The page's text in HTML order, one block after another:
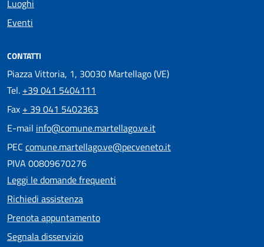
Luoghi
Eventi
CONTATTI
Piazza Vittoria, 1, 30030 Martellago (VE)
Tel. +39 041 5404111
Fax + 39 041 5402363
E-mail info@comune.martellago.ve.it
PEC comune.martellago.ve@pecveneto.it
PIVA 00809670276
Leggi le domande frequenti
Richiedi assistenza
Prenota appuntamento
Segnala disservizio